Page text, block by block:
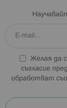
Желая да
съгласие
обработват